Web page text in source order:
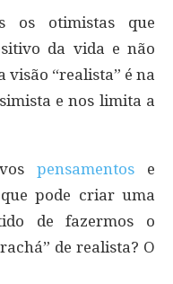
os otimistas que
da vida e não
visão “realista” é na
e nos limita a
pensamentos e
pode criar uma
de fazermos o
de realista? O